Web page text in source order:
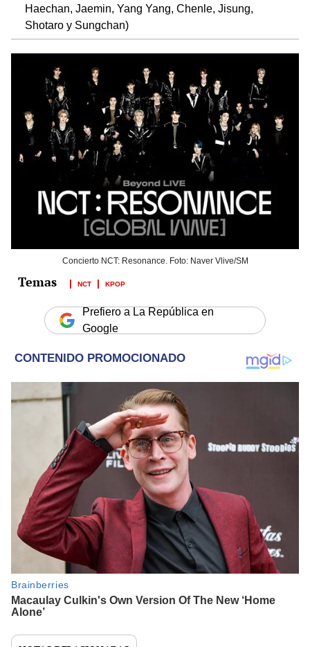
Haechan, Jaemin, Yang Yang, Chenle, Jisung,
Shotaro y Sungchan)
Concierto NCT: Resonance. Foto: Naver Vlive/SM
NCT KPOP
Prefiero a La República en
Google